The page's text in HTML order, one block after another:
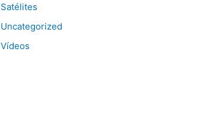
Satélites
Uncategorized
Vídeos